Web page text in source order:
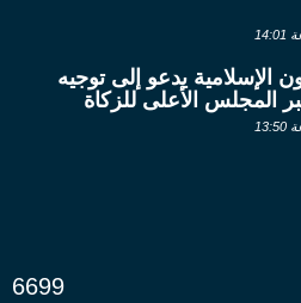
الإسلامية يدعو إلى توجيه
المجلس الأعلى للزكاة
6699